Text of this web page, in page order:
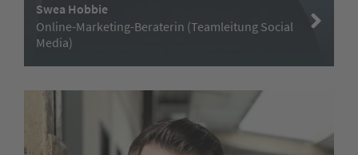
Swea Hobbie
Online-Marketing-Beraterin (Teamleitung Social
Media)